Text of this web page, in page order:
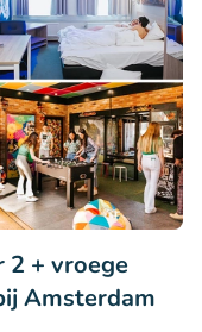
2 + vroege
Amsterdam